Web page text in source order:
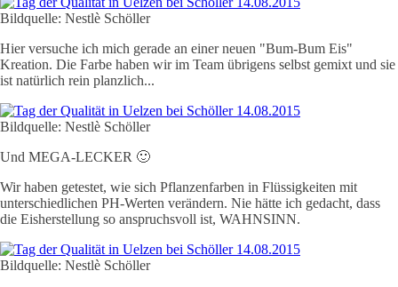
Bildquelle: Nestlè Schöller
Hier versuche ich mich gerade an einer neuen "Bum-Bum Eis"
Kreation. Die Farbe haben wir im Team übrigens selbst gemixt und sie
ist natürlich rein planzlich...
Bildquelle: Nestlè Schöller
Und MEGA-LECKER 🙂
Wir haben getestet, wie sich Pflanzenfarben in Flüssigkeiten mit
unterschiedlichen PH-Werten verändern. Nie hätte ich gedacht, dass
die Eisherstellung so anspruchsvoll ist, WAHNSINN.
Bildquelle: Nestlè Schöller